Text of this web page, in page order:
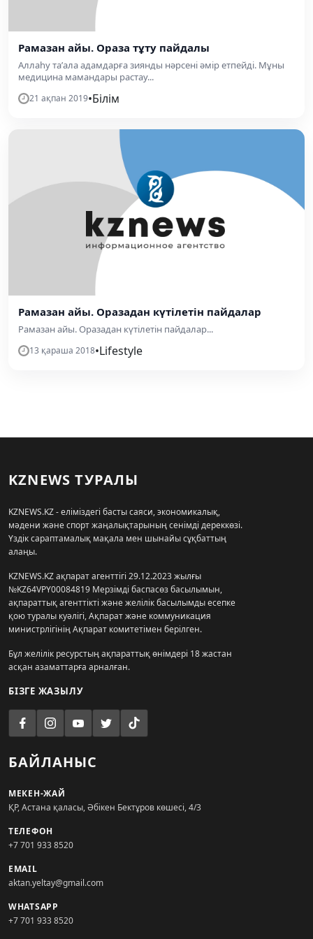
Рамазан айы. Ораза тұту пайдалы
Аллаһу та’ала адамдарға зиянды нәрсені әмір етпейді. Мұны
медицина мамандары растау...
21 ақпан 2019•Білім
Рамазан айы. Оразадан күтілетін пайдалар
Рамазан айы. Оразадан күтілетін пайдалар...
13 қараша 2018•Lifestyle
KZNEWS ТУРАЛЫ
KZNEWS.KZ - еліміздегі басты саяси, экономикалық,
мәдени және спорт жаңалықтарының сенімді дереккөзі.
Үздік сараптамалық мақала мен шынайы сұқбаттың
алаңы.
KZNEWS.KZ ақпарат агенттігі 29.12.2023 жылғы
№KZ64VPY00084819 Мерзімді баспасөз басылымын,
ақпараттық агенттікті және желілік басылымды есепке
қою туралы куәлігі, Ақпарат және коммуникация
министрлігінің Ақпарат комитетімен берілген.
Бұл желілік ресурстың ақпараттық өнімдері 18 жастан
асқан азаматтарға арналған.
БІЗГЕ ЖАЗЫЛУ
БАЙЛАНЫС
МЕКЕН-ЖАЙ
ҚР, Астана қаласы, Әбікен Бектұров көшесі, 4/3
ТЕЛЕФОН
+7 701 933 8520
EMAIL
aktan.yeltay@gmail.com
WHATSAPP
+7 701 933 8520